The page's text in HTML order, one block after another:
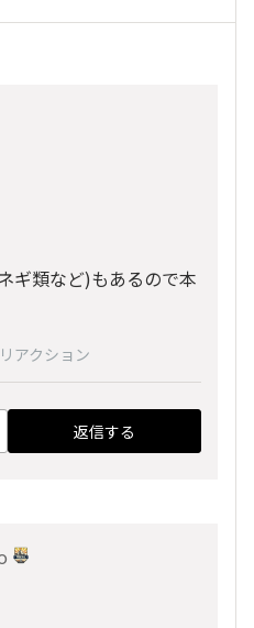
ギ類など)もあるので本
アクション
返信する